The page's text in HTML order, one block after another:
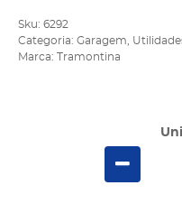
Sku: 6292
Categoria: Garagem
Marca:
Tramontina